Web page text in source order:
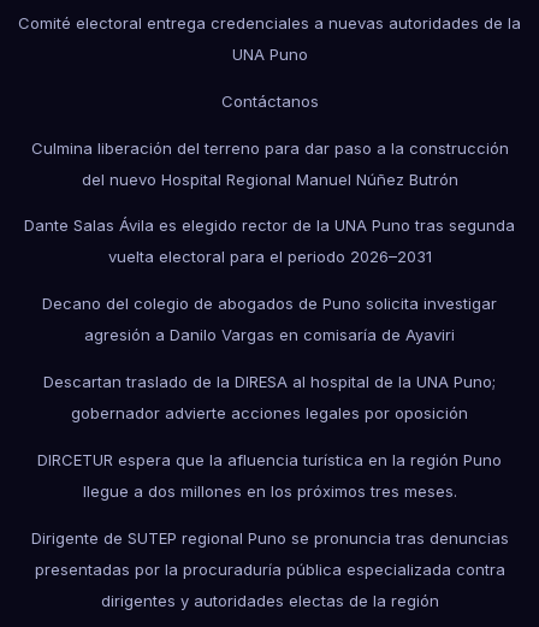
Comité electoral entrega credenciales a nuevas autoridades de la
UNA Puno
Contáctanos
Culmina liberación del terreno para dar paso a la construcción
del nuevo Hospital Regional Manuel Núñez Butrón
Dante Salas Ávila es elegido rector de la UNA Puno tras segunda
vuelta electoral para el periodo 2026–2031
Decano del colegio de abogados de Puno solicita investigar
agresión a Danilo Vargas en comisaría de Ayaviri
Descartan traslado de la DIRESA al hospital de la UNA Puno;
gobernador advierte acciones legales por oposición
DIRCETUR espera que la afluencia turística en la región Puno
llegue a dos millones en los próximos tres meses.
Dirigente de SUTEP regional Puno se pronuncia tras denuncias
presentadas por la procuraduría pública especializada contra
dirigentes y autoridades electas de la región